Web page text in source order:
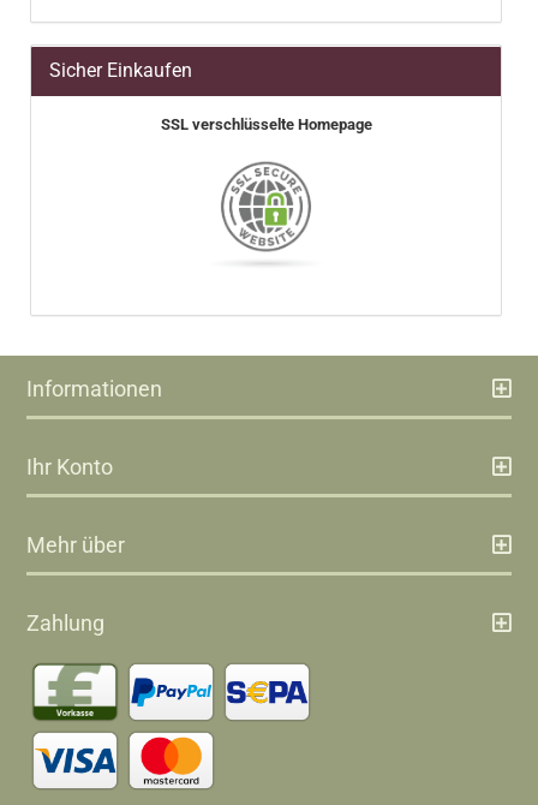
Sicher Einkaufen
SSL verschlüsselte Homepage
Informationen
Ihr Konto
Mehr über
Zahlung